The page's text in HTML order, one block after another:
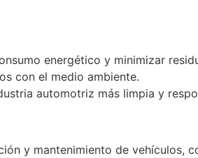
energético y minimizar
con el medio ambiente.
automotriz más limpia y
y mantenimiento de vehículos,